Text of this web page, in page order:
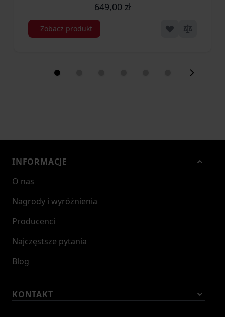
649,00 zł
Zobacz produkt
INFORMACJE
O nas
Nagrody i wyróżnienia
Producenci
Najczęstsze pytania
Blog
KONTAKT